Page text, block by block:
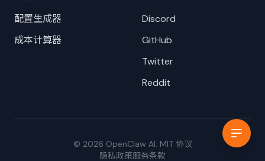
配置生成器
成本计算器
Discord
GitHub
Twitter
Reddit
© 2026 OpenClaw AI. MIT 协议
隐私政策服务条款